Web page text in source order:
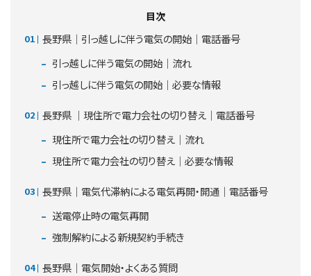
目次
長野県│引っ越しに伴う電気の開始│電話番号
引っ越しに伴う電気の開始｜流れ
引っ越しに伴う電気の開始｜必要な情報
長野県 ｜現住所で電力会社の切り替え｜電話番号
現住所で電力会社の切り替え｜流れ
現住所で電力会社の切り替え｜必要な情報
長野県｜電気代滞納による電気再開・開通｜電話番号
送電停止時の電気再開
強制解約による新規契約手続き
長野県｜電気開始・よくある質問